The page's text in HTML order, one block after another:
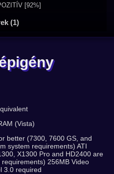
[92%]
(1)
(Vista)
better (7300, 7600 GS, and
system requirements) ATI
X1300 Pro and HD2400 are
256MB Video
3.0 required